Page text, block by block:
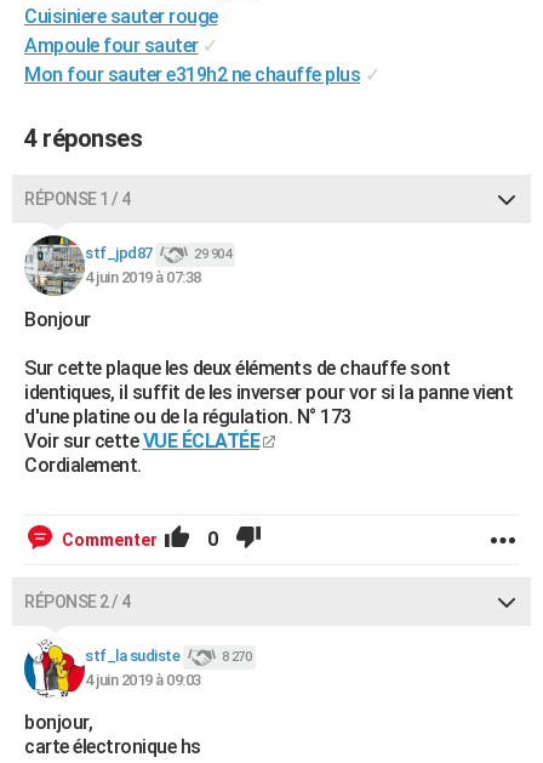
S'inscrire
Se connecter
Lycées
Collèges
Primaires
Universités
Entreprises
Service militaire
Avis de recherche
AVIS DE DÉCÈS
FORUM
Cuisiniere sauter rouge
Ampoule four sauter ✓
Mon four sauter e319h2 ne chauffe plus ✓
4 réponses
RÉPONSE 1 / 4
stf_jpd87 29 904
4 juin 2019 à 07:38
Bonjour
Sur cette plaque les deux éléments de chauffe sont
identiques, il suffit de les inverser pour vor si la panne vient
d'une platine ou de la régulation. N° 173
Voir sur cetteVUE ÉCLATÉE
Cordialement.
Commenter 0
RÉPONSE 2 / 4
stf_la sudiste 8 270
4 juin 2019 à 09:03
bonjour,
carte électronique hs